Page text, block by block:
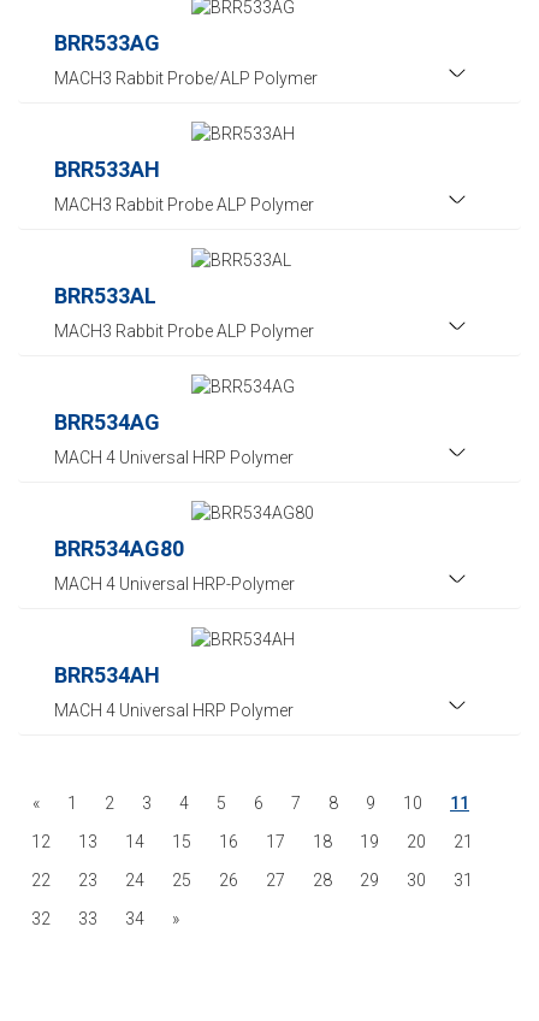
BRR533AG
MACH3 Rabbit Probe/ALP Polymer
BRR533AH
MACH3 Rabbit Probe ALP Polymer
BRR533AL
MACH3 Rabbit Probe ALP Polymer
BRR534AG
MACH 4 Universal HRP Polymer
BRR534AG80
MACH 4 Universal HRP-Polymer
BRR534AH
MACH 4 Universal HRP Polymer
« 1 2 3 4 5 6 7 8 9 10
11
12
13 14 15 16 17 18 19 20
21
22
23 24 25 26 27 28 29 30
31
32
33 34 »